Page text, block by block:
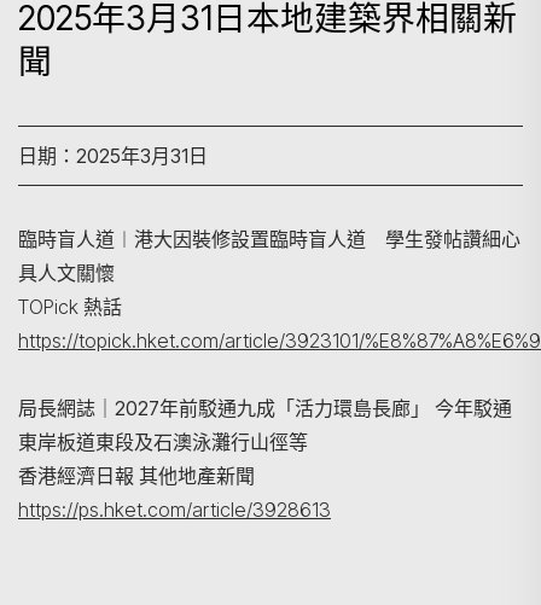
2025年3月31日本地建築界相關新
聞
日期：2025年3月31日
臨時盲人道︱港大因裝修設置臨時盲人道 學生發帖讚細心
具人文關懷
TOPick 熱話
https://topick.hket.com/article/3923101/
局長網誌｜2027年前駁通九成「活力環島長廊」 今年駁通
東岸板道東段及石澳泳灘行山徑等
香港經濟日報 其他地產新聞
https://ps.hket.com/article/3928613